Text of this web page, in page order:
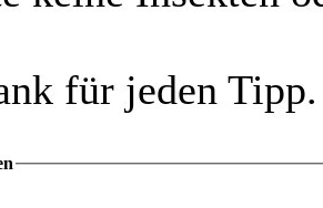
für jeden Tipp.